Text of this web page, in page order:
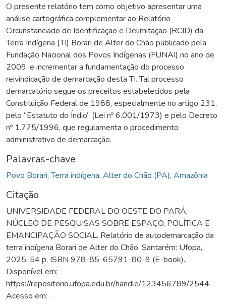
O presente relatório tem como objetivo apresentar uma
análise cartográfica complementar ao Relatório
Circunstanciado de Identificação e Delimitação (RCID) da
Terra Indígena (TI) Borari de Alter do Chão publicado pela
Fundação Nacional dos Povos Indígenas (FUNAI) no ano de
2009, e incrementar a fundamentação do processo
reivindicação de demarcação desta TI. Tal processo
demarcatório segue os preceitos estabelecidos pela
Constituição Federal de 1988, especialmente no artigo 231,
pelo “Estatuto do Índio” (Lei nº 6.001/1973) e pelo Decreto
nº 1.775/1996, que regulamenta o procedimento
administrativo de demarcação.
Palavras-chave
Povo Borari,Terra indígena, Alter do Chão (PA), Amazônia
Citação
UNIVERSIDADE FEDERAL DO OESTE DO PARÁ.
NÚCLEO DE PESQUISAS SOBRE ESPAÇO, POLÍTICA E
EMANCIPAÇÃO SOCIAL. Relatório de autodemarcação da
terra indígena Borari de Alter do Chão. Santarém: Ufopa,
2025. 54 p. ISBN 978-85-65791-80-9 (E-book).
Disponível em:
https://repositorio.ufopa.edu.br/handle/123456789/2544.
Acesso em: .